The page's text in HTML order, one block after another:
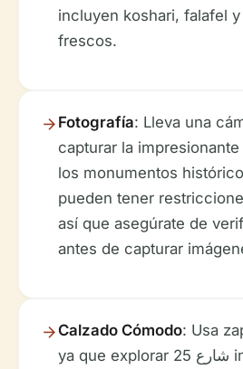
incluyen koshari, falafel
frescos.
Fotografía: Lleva una
capturar la
los monumentos
pueden tener
así que asegúrate de
antes de capturar
Calzado Cómodo: Usa
ya que explorar شارع 25 implica una buena